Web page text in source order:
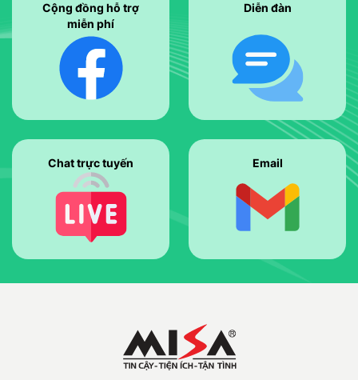
Cộng đồng hỗ trợ
miễn phí
Diễn đàn
Chat trực tuyến Email